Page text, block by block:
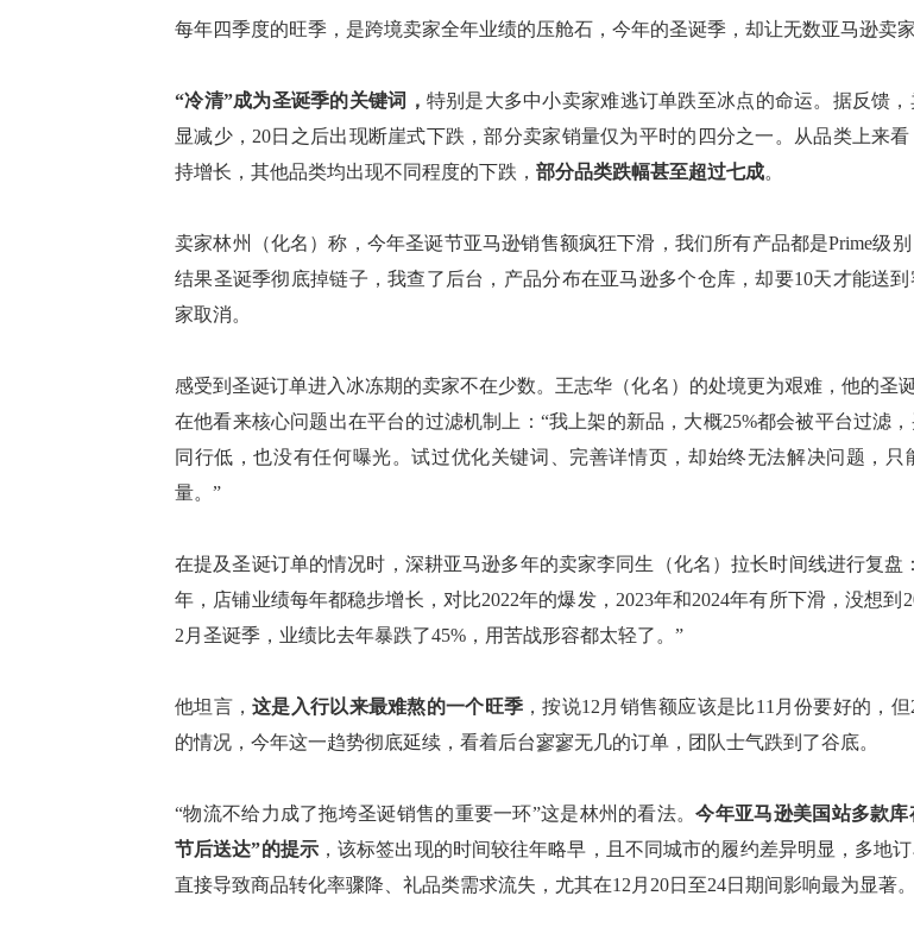
每年四季度的旺季，是跨境卖家全年业绩的压舱石， 今年的圣诞季，却让无数亚马逊卖家
“冷清”成为圣诞季的关键词， 特别是大多中小卖家难逃订单跌至冰点的命运。 据反馈，
显减少， 20日之后出现断崖式下跌，部分卖家销量仅为平时的四分之一 。
从品类上来
持增长，其他品类均出现不同程度的下跌， 部分品类跌幅甚至超过七成。
卖家林州（化名）称， 今年圣诞节亚马逊销售额疯狂下滑 ， 我们所有产品都是Prime级
结果圣诞季彻底掉链子，我查了后台，产品分布在亚马逊多个仓库，却要10天才能送
家取消。
感受到圣诞订单进入冰冻期的卖家不在少数。 王志华（化名）的处境更为艰难，他的圣
在他看来核心问题出在平台的过滤机制上 ： “我上架的新品 ，大概25%都会被平台过滤
同行低，也没有任何曝光。试过优化关键词、完善详情页，却始终无法解决问题，
量。 ”
在提及圣诞订单的情况时， 深耕亚马逊多年的卖家李同生（化名）拉长时间线进行复盘：
年，店铺业绩每年都稳步增长， 对比2022年的爆发，2023年和2024年有所下滑，没想到
2月圣诞季，业绩比去年暴跌了45%，用苦战形容都太轻了。”
他坦言，这是 入行以来最难熬的一个旺季 ，按说12月销售额应该是比11月份要好的 ， 但
的情况，今年这一趋势彻底延续，看着后台寥寥无几的订单，团队士气跌到了谷底。
“物流不给力成了拖垮圣诞销售的重要一环”这是林州的看法。今年亚马逊美国站多款库
节后送达”的提示，该标签出现的时间较往年略早，且不同城市的履约差异明显，多地
直接导致商品转化率骤降、礼品类需求流失，尤其在12月20日至24日期间影响最为显著。